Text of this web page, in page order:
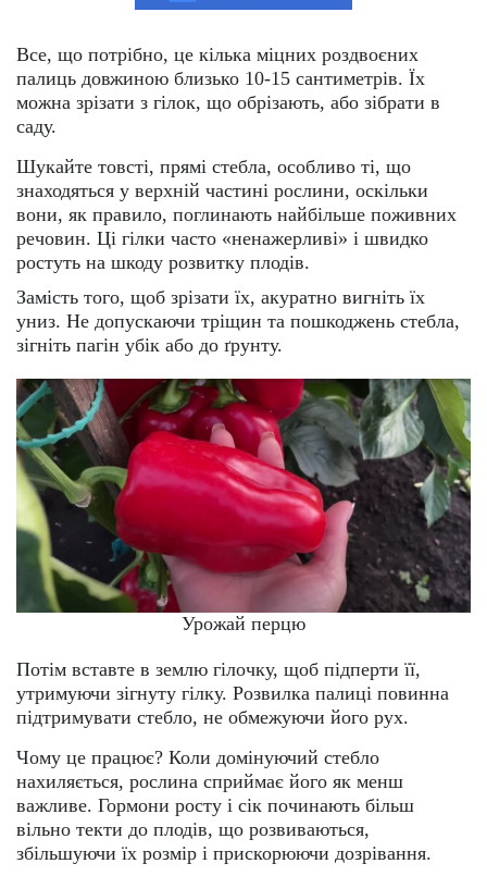
Все, що потрібно, це кілька міцних роздвоєних
палиць довжиною близько 10-15 сантиметрів. Їх
можна зрізати з гілок, що обрізають, або зібрати в
саду.
Шукайте товсті, прямі стебла, особливо ті, що
знаходяться у верхній частині рослини, оскільки
вони, як правило, поглинають найбільше поживних
речовин. Ці гілки часто «ненажерливі» і швидко
ростуть на шкоду розвитку плодів.
Замість того, щоб зрізати їх, акуратно вигніть їх
униз. Не допускаючи тріщин та пошкоджень стебла,
зігніть пагін убік або до ґрунту.
Урожай перцю
Потім вставте в землю гілочку, щоб підперти її,
утримуючи зігнуту гілку. Розвилка палиці повинна
підтримувати стебло, не обмежуючи його рух.
Чому це працює? Коли домінуючий стебло
нахиляється, рослина сприймає його як менш
важливе. Гормони росту і сік починають більш
вільно текти до плодів, що розвиваються,
збільшуючи їх розмір і прискорюючи дозрівання.